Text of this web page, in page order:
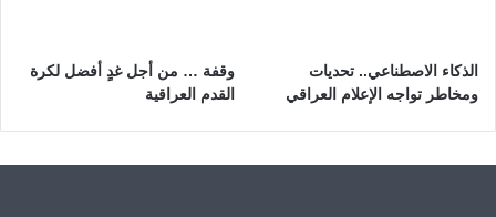
الذكاء الاصطناعي.. تحديات
ومخاطر تواجه الإعلام العراقي
وقفة … من أجل غدٍ أفضل لكرة
القدم العراقية